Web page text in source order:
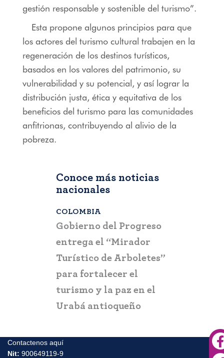
gestión responsable y sostenible del turismo”.
Esta propone algunos principios para que
los actores del turismo cultural trabajen en la
regeneración de los destinos turísticos,
basados en los valores del patrimonio, su
vulnerabilidad y su potencial, y así lograr la
distribución justa, ética y equitativa de los
beneficios del turismo para las comunidades
anfitrionas, contribuyendo al alivio de la
pobreza.
Conoce más noticias
nacionales
COLOMBIA
Gobierno del Progreso
entrega el “Mirador
Turístico de Arboletes”
para fortalecer el
turismo y la paz en el
Urabá antioqueño
Contactenos aquí
Nit: 900649119-9